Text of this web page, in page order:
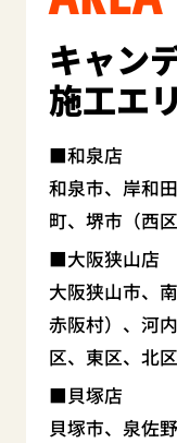
キャン
施工エ
和泉店
和泉市、岸和
町、堺市（西区
大阪狭山店
大阪狭山市、
赤阪村）、河
区、東区、北
貝塚店
貝塚市、泉佐